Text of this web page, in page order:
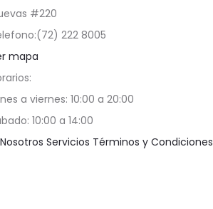
#220
222 8005
mapa
a viernes: 10:00 a 20:00
10:00 a 14:00
Nosotros Servicios Términos y Condiciones